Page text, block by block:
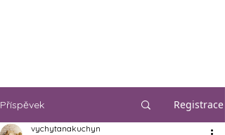
Příspěvek Registrace
vychytanakuchyn